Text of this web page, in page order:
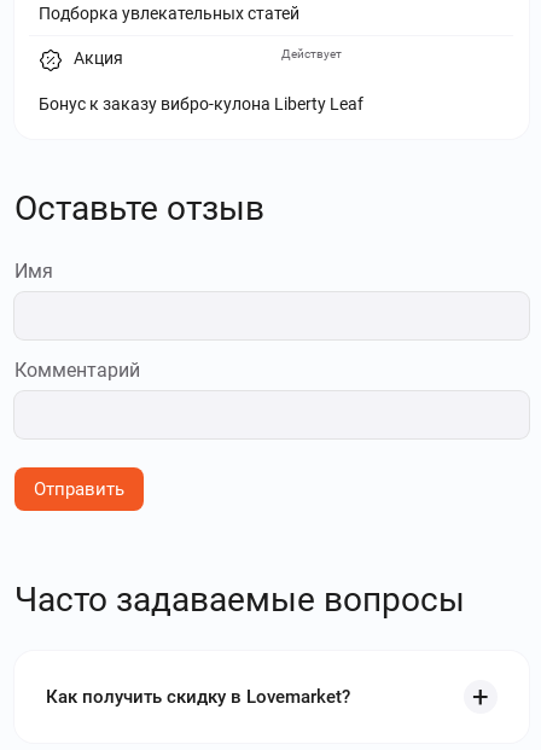
Подборка увлекательных статей
Акция
Бонус к заказу вибро-кулона Liberty Leaf
Действует
Оставьте отзыв
Имя
Комментарий
Отправить
Часто задаваемые вопросы
Как получить скидку в Lovemarket?